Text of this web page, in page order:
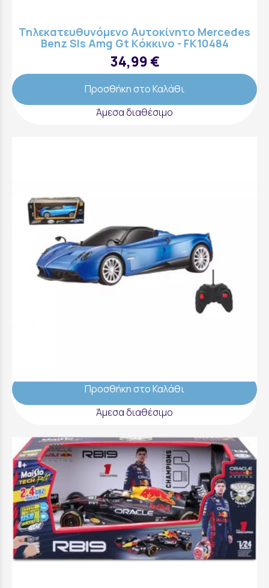
Τηλεκατευθυνόμενο Αυτοκίνητο Mercedes
Benz Sls Amg Gt Kόκκινο - FK10484
34,99 €
Προσθήκη στο Καλάθι
Άμεσα διαθέσιμο
Προσθήκη στο Καλάθι
Άμεσα διαθέσιμο